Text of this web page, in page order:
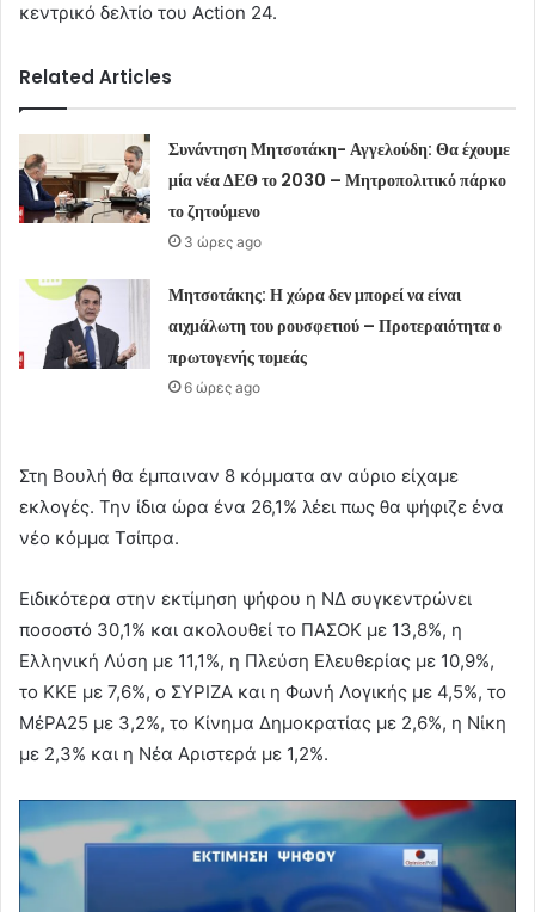
κεντρικό δελτίο του Action 24.
Related Articles
Συνάντηση Μητσοτάκη- Αγγελούδη: Θα έχουμε
μία νέα ΔΕΘ το 2030 – Μητροπολιτικό πάρκο
το ζητούμενο
3 ώρες ago
Μητσοτάκης: Η χώρα δεν μπορεί να είναι
αιχμάλωτη του ρουσφετιού – Προτεραιότητα ο
πρωτογενής τομεάς
6 ώρες ago
Στη Βουλή θα έμπαιναν 8 κόμματα αν αύριο είχαμε
εκλογές. Την ίδια ώρα ένα 26,1% λέει πως θα ψήφιζε ένα
νέο κόμμα Τσίπρα.
Ειδικότερα στην εκτίμηση ψήφου η ΝΔ συγκεντρώνει
ποσοστό 30,1% και ακολουθεί το ΠΑΣΟΚ με 13,8%, η
Ελληνική Λύση με 11,1%, η Πλεύση Ελευθερίας με 10,9%,
το ΚΚΕ με 7,6%, ο ΣΥΡΙΖΑ και η Φωνή Λογικής με 4,5%, το
ΜέΡΑ25 με 3,2%, το Κίνημα Δημοκρατίας με 2,6%, η Νίκη
με 2,3% και η Νέα Αριστερά με 1,2%.